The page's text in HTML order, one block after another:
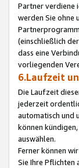
Partner verdiene
werden Sie ohne
(einschließlich
dass eine
vorliegenden
6.Laufzeit
Die Laufzeit
jederzeit
automatisch und
können
auswählen.
Ferner können
Sie Ihre Pflichten